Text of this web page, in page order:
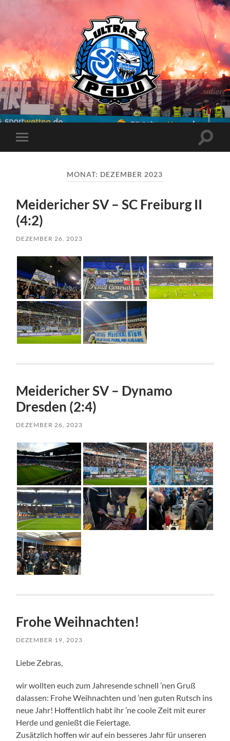
Proud
Generation
Duisburg
Mobile-
Menü
MONAT: DEZEMBER 2023
Meidericher SV – SC Freiburg II
(4:2)
DEZEMBER 26, 2023
Meidericher SV – Dynamo
Dresden (2:4)
DEZEMBER 26, 2023
Frohe Weihnachten!
DEZEMBER 19, 2023
Liebe Zebras,
wir wollten euch zum Jahresende schnell ’nen Gruß
dalassen: Frohe Weihnachten und ’nen guten Rutsch ins
neue Jahr! Hoffentlich habt ihr ’ne coole Zeit mit eurer
Herde und genießt die Feiertage.
Zusätzlich hoffen wir auf ein besseres Jahr für unseren